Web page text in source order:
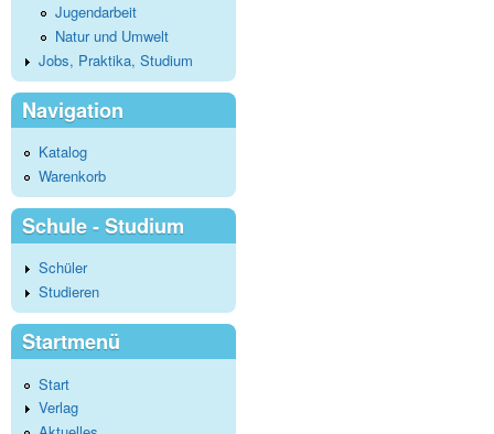
Jugendarbeit
Natur und Umwelt
Jobs, Praktika, Studium
Navigation
Katalog
Warenkorb
Schule - Studium
Schüler
Studieren
Startmenü
Start
Verlag